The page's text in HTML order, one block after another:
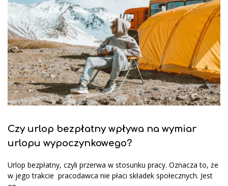
Czy urlop bezpłatny wpływa na wymiar
urlopu wypoczynkowego?
Urlop bezpłatny, czyli przerwa w stosunku pracy. Oznacza to, że
w jego trakcie pracodawca nie płaci składek społecznych. Jest